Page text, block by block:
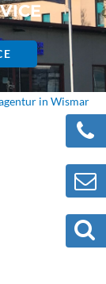
in Wismar